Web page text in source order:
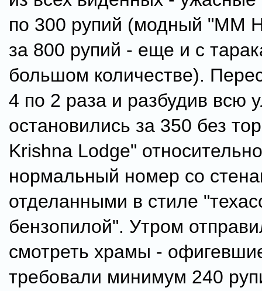
по 300 рупий (модный "MM
за 800 рупий - еще и с
большом количестве).
4 по 2 раза и разбудив всю
остановились за 350 без
Krishna Lodge" относительно
нормальный номер со
отделанными в стиле
бензопилой". Утром
смотреть храмы -
требовали минимум 240